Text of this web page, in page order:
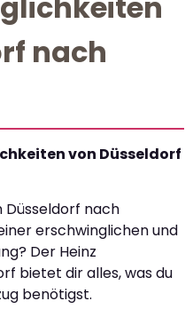
nach
von Düsseldorf
Düsseldorf nach
erschwinglichen und
Der Heinz
bietet dir alles, was du
benötigst.